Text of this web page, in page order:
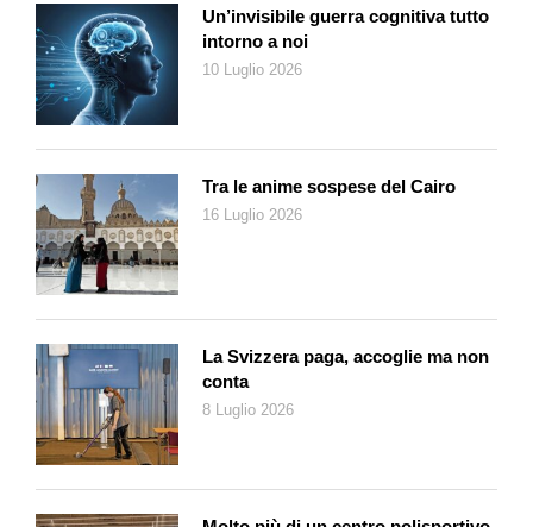
Un’invisibile guerra cognitiva tutto
intorno a noi
10 Luglio 2026
Tra le anime sospese del Cairo
16 Luglio 2026
La Svizzera paga, accoglie ma non
conta
8 Luglio 2026